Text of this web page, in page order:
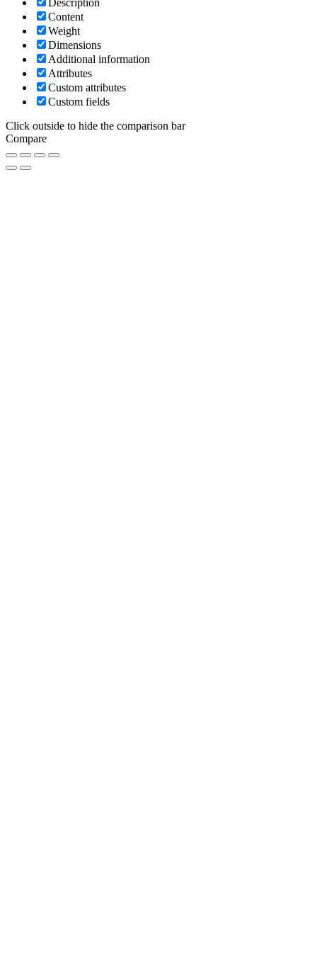
Description
Content
Weight
Dimensions
Additional information
Attributes
Custom attributes
Custom fields
Click outside to hide the comparison bar
Compare